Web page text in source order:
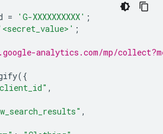
= 'G-XXXXXXXXXX' ;
;
analytics.com/mp/
({
,
,